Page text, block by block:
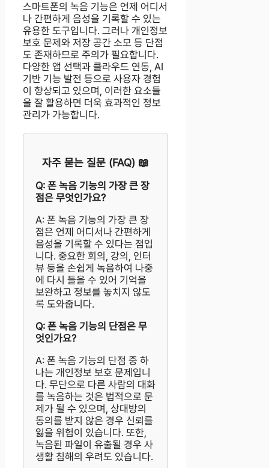
스마트폰의 녹음 기능은 언제 어디서
나 간편하게 음성을 기록할 수 있는
유용한 도구입니다. 그러나 개인정보
보호 문제와 저장 공간 소모 등 단점
도 존재하므로 주의가 필요합니다.
다양한 앱 선택과 클라우드 연동, AI
기반 기능 발전 등으로 사용자 경험
이 향상되고 있으며, 이러한 요소들
을 잘 활용하면 더욱 효과적인 정보
관리가 가능합니다.
자주 묻는 질문 (FAQ) 📖
Q: 폰 녹음 기능의 가장 큰 장
점은 무엇인가요?
A: 폰 녹음 기능의 가장 큰 장
점은 언제 어디서나 간편하게
음성을 기록할 수 있다는 점입
니다. 중요한 회의, 강의, 인터
뷰 등을 손쉽게 녹음하여 나중
에 다시 들을 수 있어 기억을
보완하고 정보를 놓치지 않도
록 도와줍니다.
Q: 폰 녹음 기능의 단점은 무
엇인가요?
A: 폰 녹음 기능의 단점 중 하
나는 개인정보 보호 문제입니
다. 무단으로 다른 사람의 대화
를 녹음하는 것은 법적으로 문
제가 될 수 있으며, 상대방의
동의를 받지 않은 경우 신뢰를
잃을 위험이 있습니다. 또한,
녹음된 파일이 유출될 경우 사
생활 침해의 우려도 있습니다.